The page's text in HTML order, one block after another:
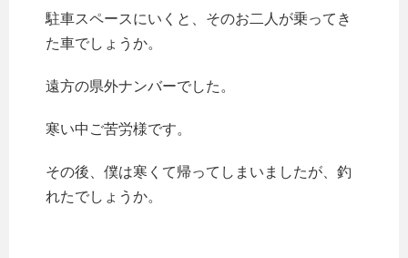
駐車スペースにいくと、そのお二人が乗ってき
た車でしょうか。
遠方の県外ナンバーでした。
寒い中ご苦労様です。
その後、僕は寒くて帰ってしまいましたが、釣
れたでしょうか。